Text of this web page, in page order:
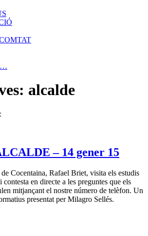
alcalde
– 14 gener 15
Cocentaina, Rafael Briet, visita els estudis
en directe a les preguntes que els
mitjançant el nostre número de telèfon. Un
presentat per Milagro Sellés.